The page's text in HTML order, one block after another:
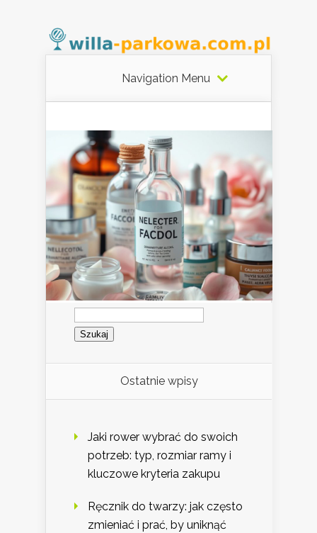
Navigation Menu
Szukaj:
Ostatnie wpisy
Jaki rower wybrać do swoich
potrzeb: typ, rozmiar ramy i
kluczowe kryteria zakupu
Ręcznik do twarzy: jak często
zmieniać i prać, by uniknąć